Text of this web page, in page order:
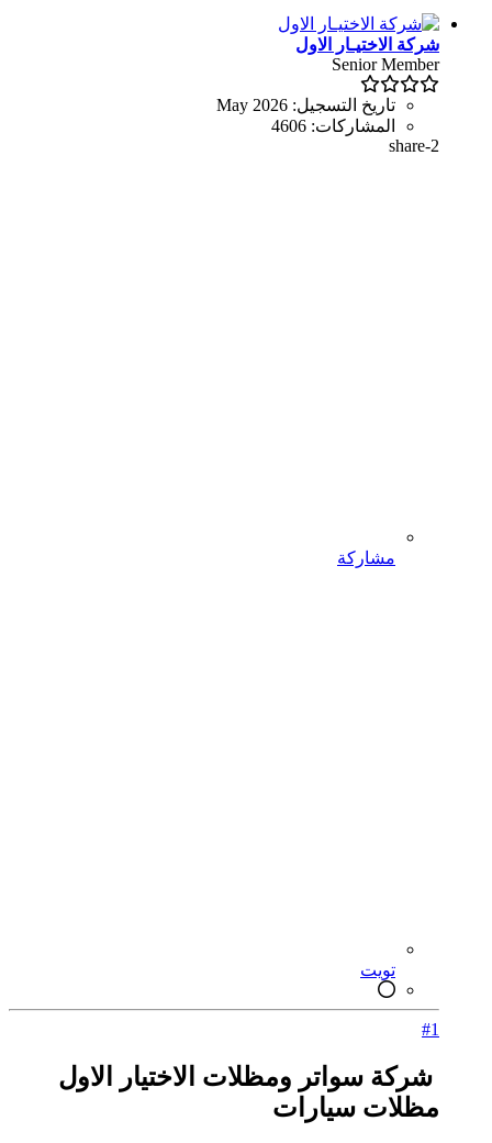
شركة الاختيـار الاول
Senior Member
تاريخ التسجيل: May 2026
المشاركات: 4606
share-2
مشاركة
تويت
#1
شركة سواتر ومظلات الاختيار الاول
مظلات سيارات